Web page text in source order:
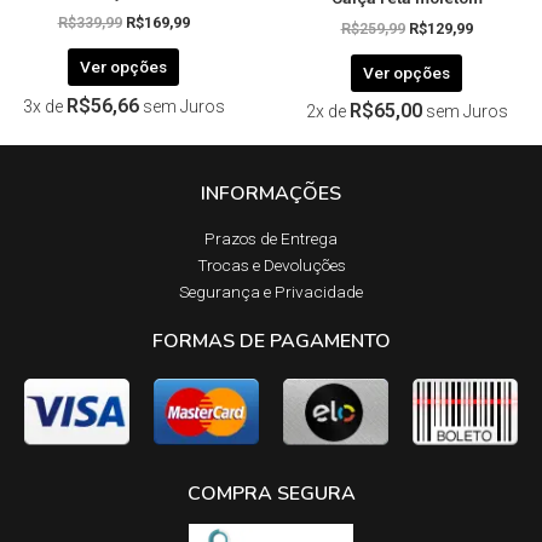
R$339,99 R$169,99
Ver opções
3x de R$56,66 sem Juros
R$259,99 R$129,99
Ver opções
2x de R$65,00 sem Juros
INFORMAÇÕES
Prazos de Entrega​
Trocas e Devoluções​
Segurança e Privacidade
FORMAS DE PAGAMENTO
COMPRA SEGURA